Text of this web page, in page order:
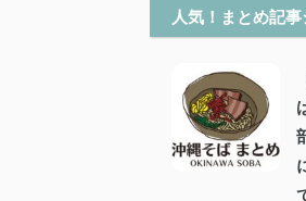
人気！まとめ記